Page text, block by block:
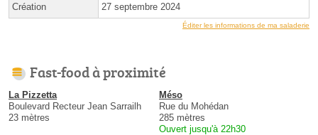
Création 27 septembre 2024
Éditer les informations de ma saladerie
Fast-food à proximité
La Pizzetta
Boulevard Recteur Jean Sarrailh
23 mètres
Méso
Rue du Mohédan
285 mètres
Ouvert jusqu'à 22h30